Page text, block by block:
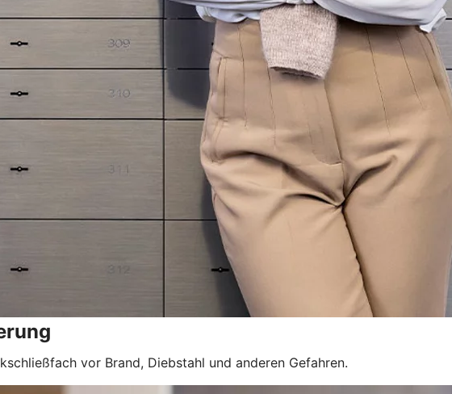
vor Brand, Diebstahl und anderen Gefahren.